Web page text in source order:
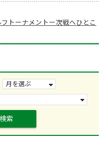
トーナメントー次戦へひとこ
検索